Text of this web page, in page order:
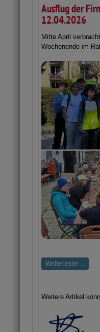
Ausflug der
12.04.2026
Mitte April
Wochenende im
Weiterlesen ...
Weitere Artikel